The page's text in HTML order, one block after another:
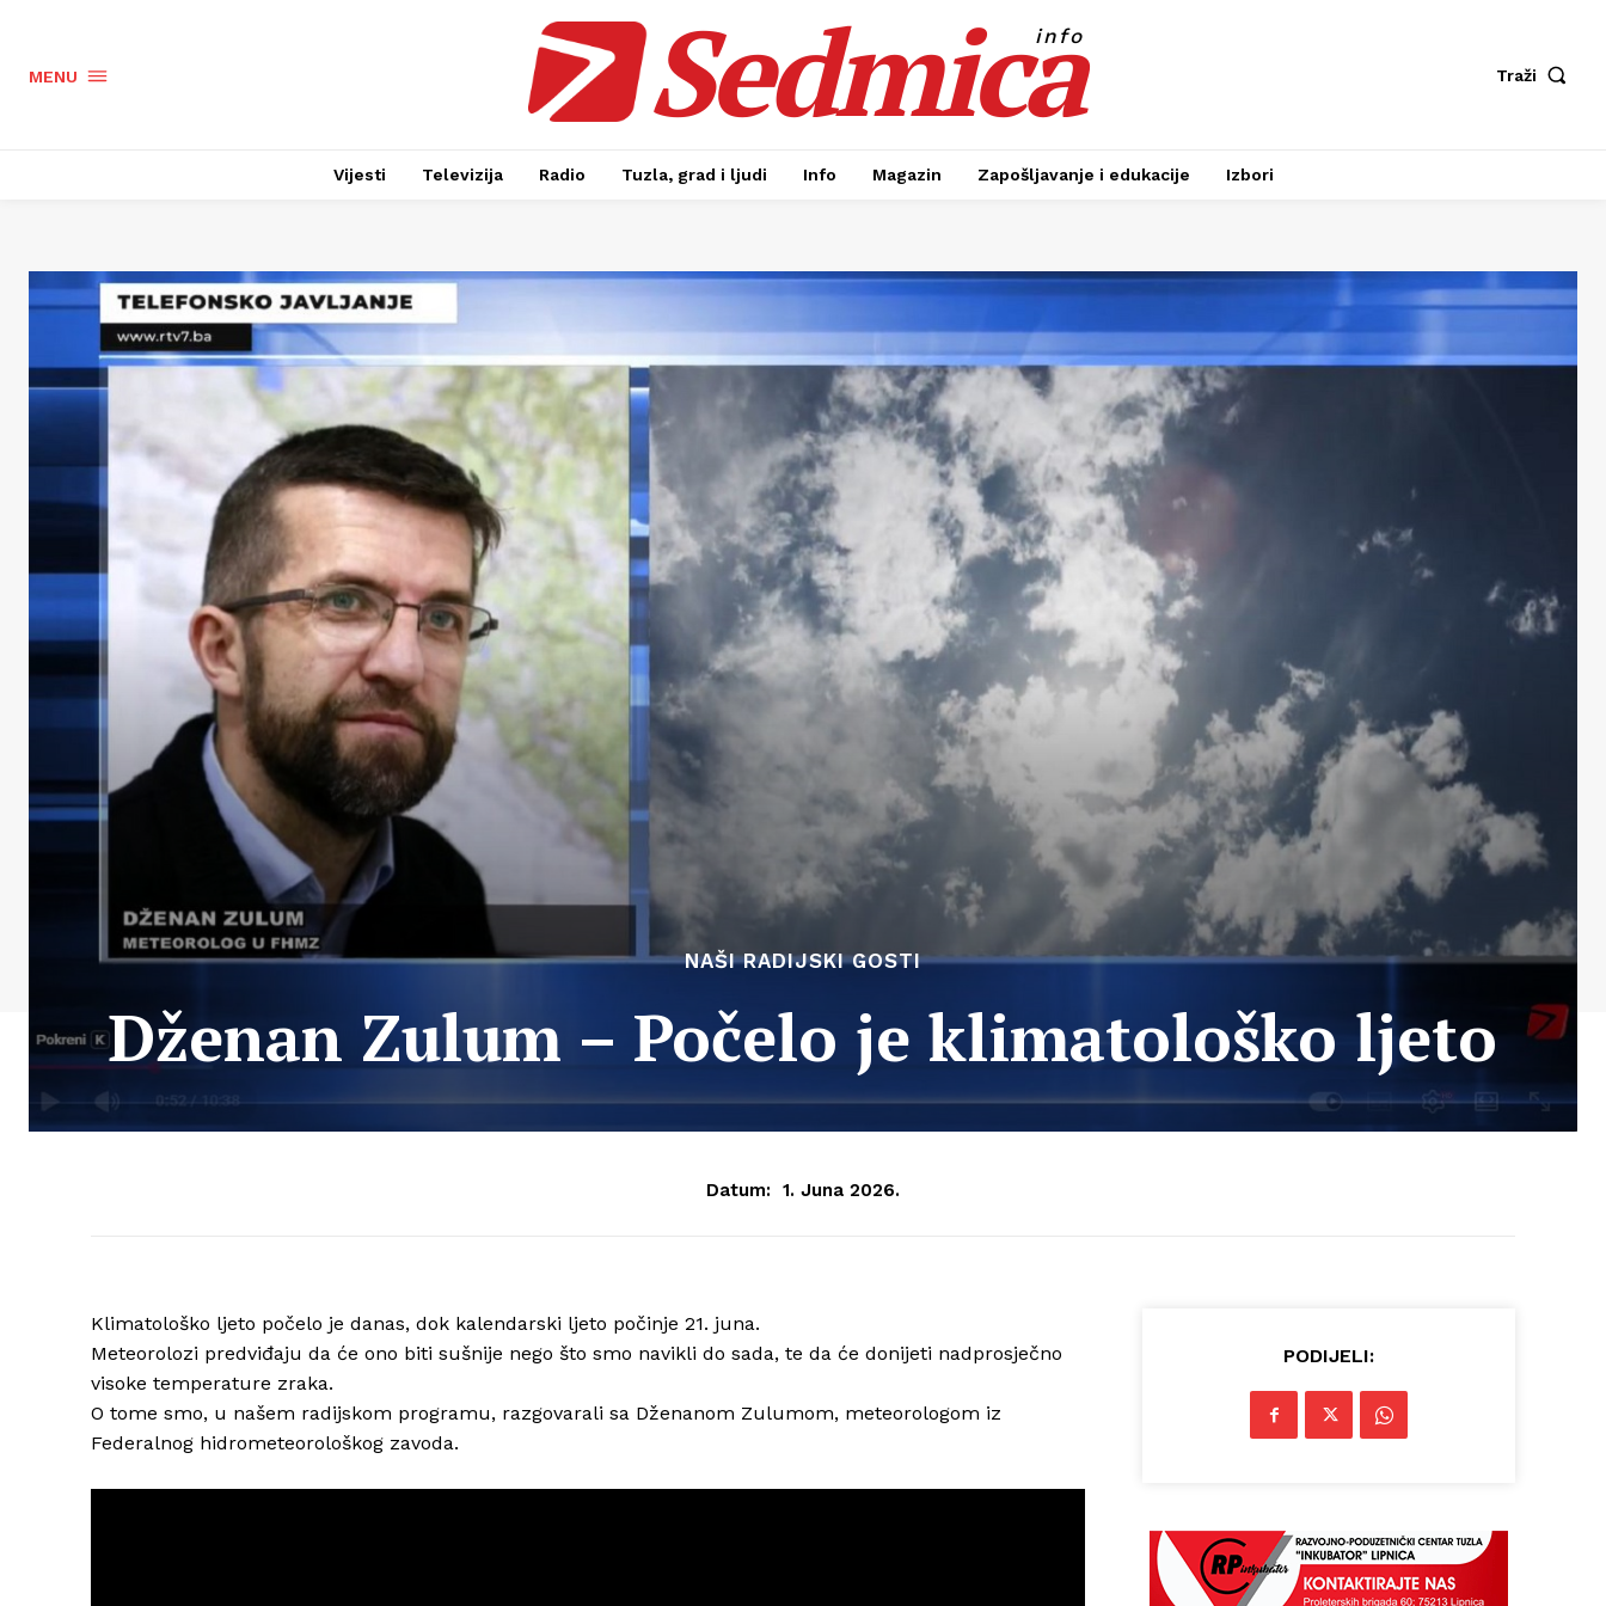
MENU Sedmica
info
Traži
Vijesti Televizija Radio Tuzla, grad i ljudi Info Magazin Zapošljavanje i edukacije Izbori
NAŠI RADIJSKI GOSTI
Dženan Zulum – Počelo je klimatološko ljeto
Datum: 1. Juna 2026.
Klimatološko ljeto počelo je danas, dok kalendarski ljeto počinje 21. juna.
Meteorolozi predviđaju da će ono biti sušnije nego što smo navikli do sada, te da će donijeti nadprosječno
visoke temperature zraka.
O tome smo, u našem radijskom programu, razgovarali sa Dženanom Zulumom, meteorologom iz
Federalnog hidrometeorološkog zavoda.
PODIJELI: